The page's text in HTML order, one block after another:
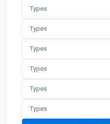
Types
Types
Types
Types
Types
Types